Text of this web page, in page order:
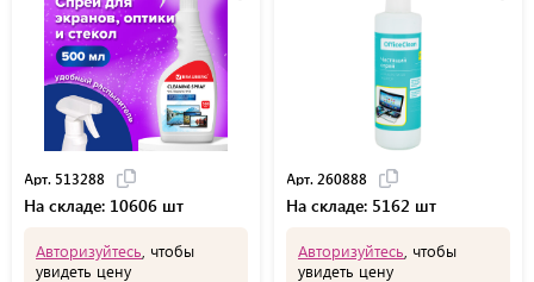
Арт. 513288
На складе: 10606 шт
Авторизуйтесь , чтобы
увидеть цену
Арт. 260888
На складе: 5162 шт
Авторизуйтесь , чтобы
увидеть цену